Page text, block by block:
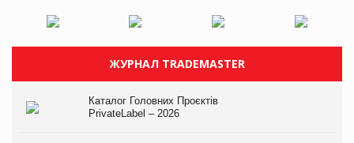
ЖУРНАЛ TRADEMASTER
Каталог Головних Проєктів
PrivateLabel – 2026